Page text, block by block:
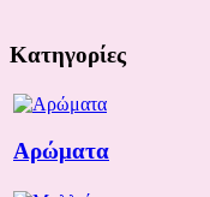
Κατηγορίες
Αρώματα